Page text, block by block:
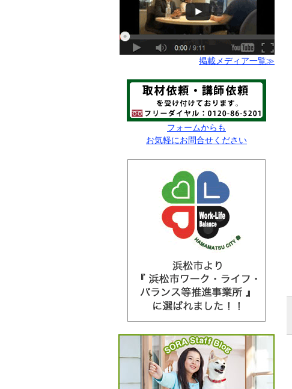
掲載メディア一覧≫
フォームからも
お気軽にお問合せください